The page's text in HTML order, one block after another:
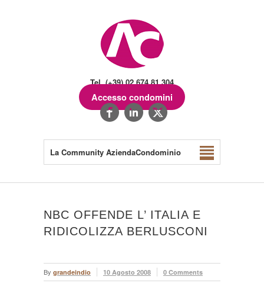
Tel. (+39) 02.674.81.304
Accesso condomini
La Community AziendaCondominio
NBC OFFENDE L’ ITALIA E
RIDICOLIZZA BERLUSCONI
By grandeindio 10 Agosto 2008 0 Comments